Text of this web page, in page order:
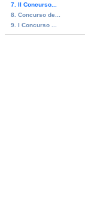
7. II Concurso...
8. Concurso de...
9. I Concurso ...